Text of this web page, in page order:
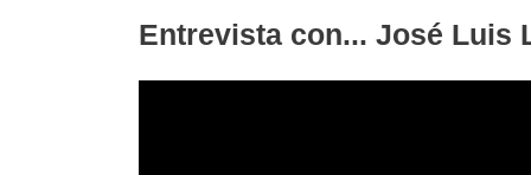
Entrevista con... José Luis